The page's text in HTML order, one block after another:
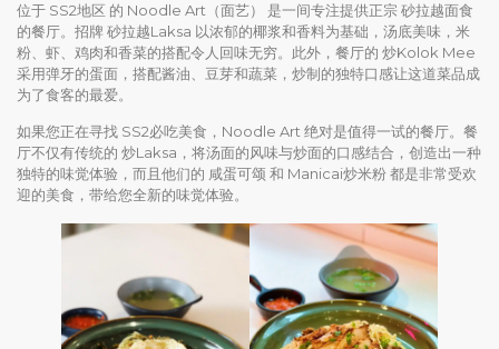
位于 SS2地区 的 Noodle Art（面艺） 是一间专注提供正宗 砂拉越面食
的餐厅。招牌 砂拉越Laksa 以浓郁的椰浆和香料为基础，汤底美味，米
粉、虾、鸡肉和香菜的搭配令人回味无穷。此外，餐厅的 炒Kolok Mee
采用弹牙的蛋面，搭配酱油、豆芽和蔬菜，炒制的独特口感让这道菜品成
为了食客的最爱。
如果您正在寻找 SS2必吃美食，Noodle Art 绝对是值得一试的餐厅。餐
厅不仅有传统的 炒Laksa，将汤面的风味与炒面的口感结合，创造出一种
独特的味觉体验，而且他们的 咸蛋可颂 和 Manicai炒米粉 都是非常受欢
迎的美食，带给您全新的味觉体验。